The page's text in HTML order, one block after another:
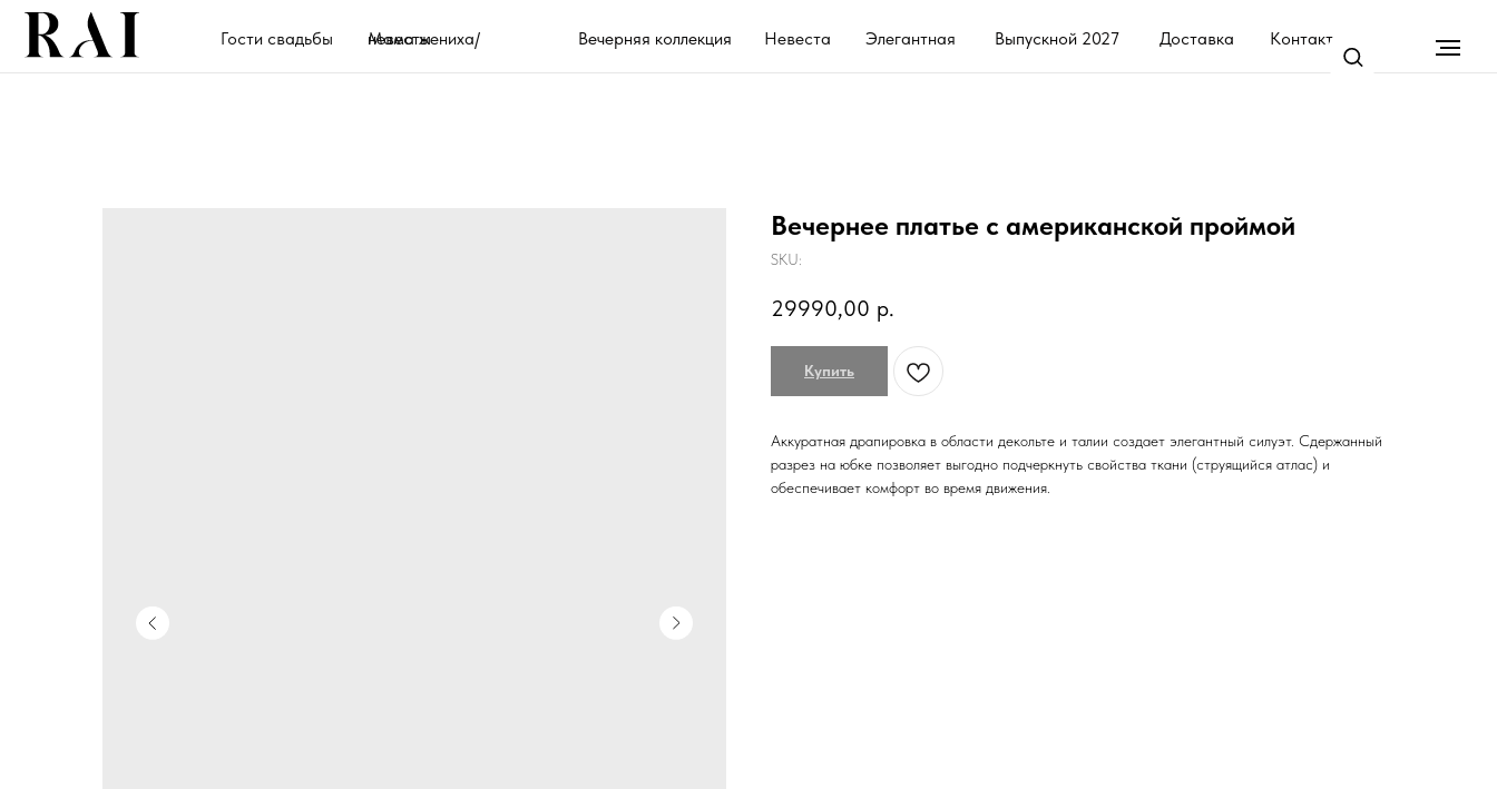
Доставка Контакты
Выпускной 2027
Элегантная
Невеста
Вечерняя коллекция
Мама жениха/невесты
Гости свадьбы
Вечернее платье с американской проймой
SKU:
29990,00 р.
Купить
Аккуратная драпировка в области декольте и талии создает элегантный силуэт. Сдержанный
разрез на юбке позволяет выгодно подчеркнуть свойства ткани (струящийся атлас) и
обеспечивает комфорт во время движения.